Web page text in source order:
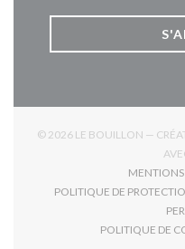
© 2026 LE BOUILLON —
MENTIONS
POLITIQUE DE
POLITIQUE DE